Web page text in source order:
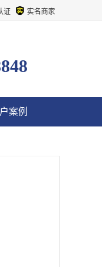
证 实名商家
案例